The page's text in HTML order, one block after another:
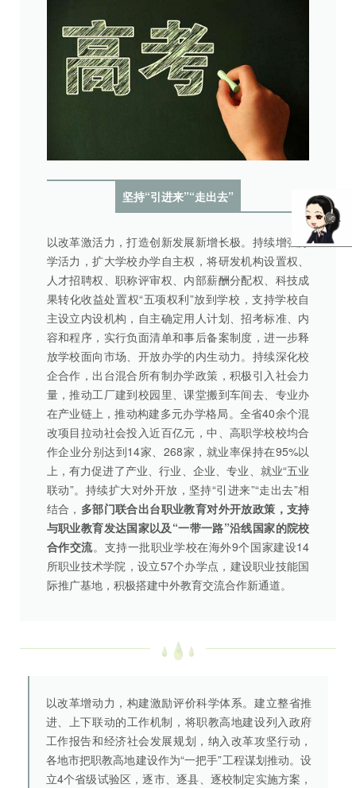
坚持“引进来”“走出去”
以改革激活力，打造创新发展新增长极。持续增强办
学活力，扩大学校办学自主权，将研发机构设置权、
人才招聘权、职称评审权、内部薪酬分配权、科技成
果转化收益处置权“五项权利”放到学校，支持学校自
主设立内设机构，自主确定用人计划、招考标准、内
容和程序，实行负面清单和事后备案制度，进一步释
放学校面向市场、开放办学的内生动力。持续深化校
企合作，出台混合所有制办学政策，积极引入社会力
量，推动工厂建到校园里、课堂搬到车间去、专业办
在产业链上，推动构建多元办学格局。全省40余个混
改项目拉动社会投入近百亿元，中、高职学校校均合
作企业分别达到14家、268家，就业率保持在95%以
上，有力促进了产业、行业、企业、专业、就业“五业
联动”。持续扩大对外开放，坚持“引进来”“走出去”相
结合， 多部门联合出台职业教育对外开放政策，支持
与职业教育发达国家以及“一带一路”沿线国家的院校
合作交流。支持一批职业学校在海外9个国家建设14
所职业技术学院，设立57个办学点，建设职业技能国
际推广基地，积极搭建中外教育交流合作新通道。
以改革增动力，构建激励评价科学体系。建立整省推
进、上下联动的工作机制，将职教高地建设列入政府
工作报告和经济社会发展规划，纳入改革攻坚行动，
各地市把职教高地建设作为“一把手”工程谋划推动。设
立4个省级试验区，逐市、逐县、逐校制定实施方案，